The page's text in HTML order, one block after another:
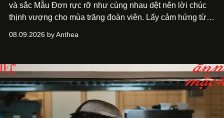
và sắc Mẫu Đơn rực rỡ như cùng nhau dệt nên lời chúc
thịnh vượng cho mùa trăng đoàn viên. Lấy cảm hứng từ
hương vị của những thức quà truyền thống vào bộ sưu
quà tặng ‘Mẫu Đơn Khai Phúc’, ‘Quế Hoa Vọng Nguyệt’
và ‘Nguyệt Sắc Giao Hòa’, gửi trao ước nguyện bình an
và hạnh phúc viên mãn.
08.09.2026 by Anthea